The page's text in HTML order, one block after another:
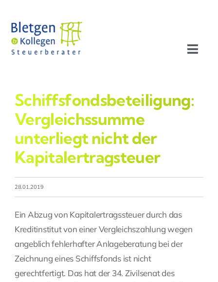
Inhalt
springen
Profil
Leistungen
Kontakt
Schiffsfondsbeteiligung:
Vergleichssumme
unterliegt nicht der
Kapitalertragsteuer
28.01.2019
Ein Abzug von Kapitalertragssteuer durch das
Kreditinstitut von einer Vergleichszahlung wegen
angeblich fehlerhafter Anlageberatung bei der
Zeichnung eines Schiffsfonds ist nicht
gerechtfertigt. Das hat der 34. Zivilsenat des